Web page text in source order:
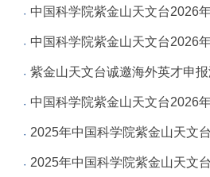
中国科学院紫金山天文台2026年度事业编制专业技术副高级岗位公开招
中国科学院紫金山天文台2026年公开招用人员启事（第
紫金山天文台诚邀海外英才申报海外优青
中国科学院紫金山天文台2026年公开招用人员启事（第
2025年中国科学院紫金山天文台公开招聘事业编制科技岗位人员
2025年中国科学院紫金山天文台特别研究助理岗位的招